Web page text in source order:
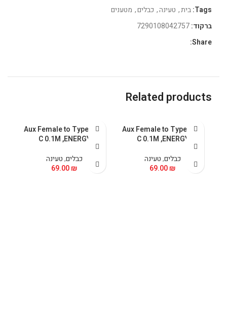
Tags: בית, טעינה, כבלים, מטענים
ברקוד:
Share:
Related products
כבל Aux Female to Type-
C 0.1M ,ENERGY
כבלים,טעינה
69.00₪
כבל Aux Female to Type-
C 0.1M ,ENERGY
כבלים,טעינה
69.00₪